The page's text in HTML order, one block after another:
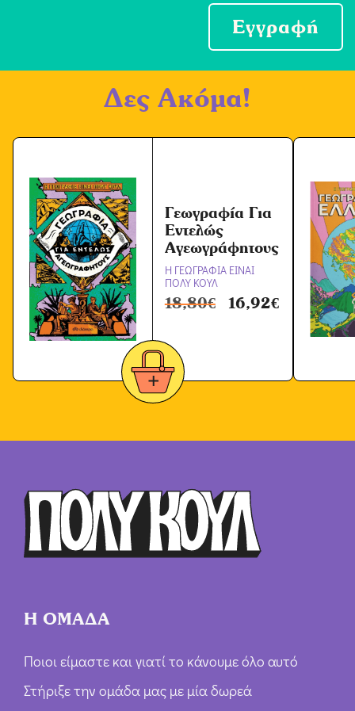
ή
ω
Εγγραφή
Δες Ακόμα!
Γεωγραφία Για
Εντελώς
Αγεωγράφητους
Η ΓΕΩΓΡΑΦΙΑ ΕΙΝΑΙ
ΠΟΛΥ ΚΟΥΛ
18,80€ 16,92€
Η ΟΜΑΔΑ
Ποιοι είμαστε και γιατί το κάνουμε όλο αυτό
Στήριξε την ομάδα μας με μία δωρεά